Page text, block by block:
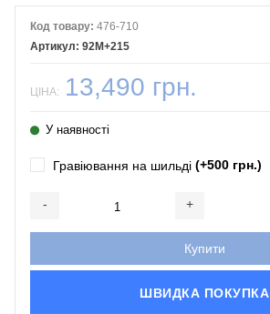
Код товару: 476-710
92M+215
ЦІНА: 13,490 грн.
У наявності
Гравіювання на шильді (+500 грн.)
- +
Купити
ШВИДКА ПОКУПКА